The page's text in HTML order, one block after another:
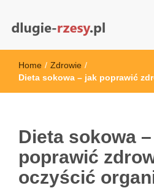
dlugie-rzesy.pl
Home / Zdrowie /
Dieta sokowa – jak poprawić
Dieta sokowa
poprawić
oczyścić